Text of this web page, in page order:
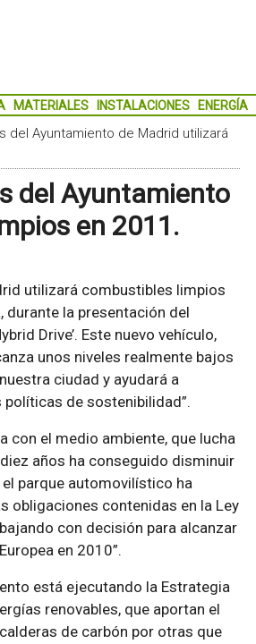
MATERIALES INSTALACIONES ENERGÍA
del Ayuntamiento de Madrid utilizará
del Ayuntamiento
en 2011.
utilizará combustibles limpios
durante la presentación del
Drive’. Este nuevo vehículo,
unos niveles realmente bajos
ciudad y ayudará a
de sostenibilidad”.
con el medio ambiente, que lucha
años ha conseguido disminuir
parque automovilístico ha
obligaciones contenidas en la Ley
con decisión para alcanzar
en 2010”.
está ejecutando la Estrategia
renovables, que aportan el
de carbón por otras que